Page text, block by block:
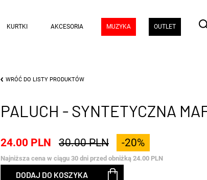
KURTKI AKCESORIA MUZYKA OUTLET
WRÓĆ DO LISTY PRODUKTÓW
PALUCH - SYNTETYCZNA
24.00 PLN 30.00 PLN -20%
Najniższa cena w ciągu 30 dni przed obniżką 24.00 PLN
DODAJ DO KOSZYKA